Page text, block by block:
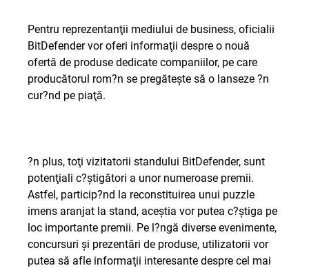
Pentru reprezentanţii mediului de business, oficialii
BitDefender vor oferi informaţii despre o nouă
ofertă de produse dedicate companiilor, pe care
producătorul rom?n se pregăteşte să o lanseze ?n
cur?nd pe piaţă.
?n plus, toţi vizitatorii standului BitDefender, sunt
potenţiali c?ştigători a unor numeroase premii.
Astfel, particip?nd la reconstituirea unui puzzle
imens aranjat la stand, aceştia vor putea c?ştiga pe
loc importante premii. Pe l?ngă diverse evenimente,
concursuri şi prezentări de produse, utilizatorii vor
putea să afle informaţii interesante despre cel mai